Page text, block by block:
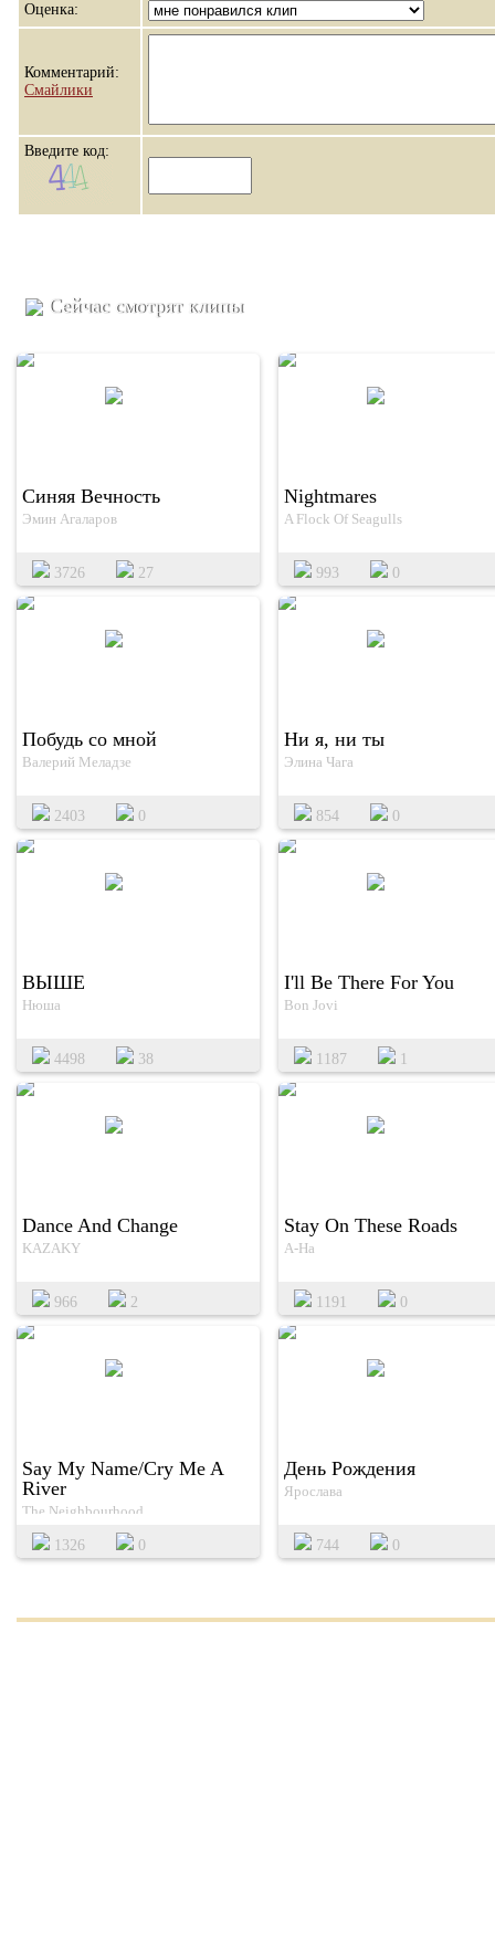
Оценка:
Комментарий:
Смайлики
Введите код:
Сейчас смотрят клипы
Синяя Вечность
Эмин Агаларов
3726 27
Nightmares
A Flock Of Seagulls
993 0
Побудь со мной
Валерий Меладзе
2403 0
Ни я, ни ты
Элина Чага
854 0
ВЫШЕ
Нюша
4498 38
I'll Be There For You
Bon Jovi
1187 1
Dance And Change
KAZAKY
966 2
Stay On These Roads
A-Ha
1191 0
Say My Name/Cry Me A
River
The Neighbourhood
1326 0
День Рождения
Ярослава
744 0